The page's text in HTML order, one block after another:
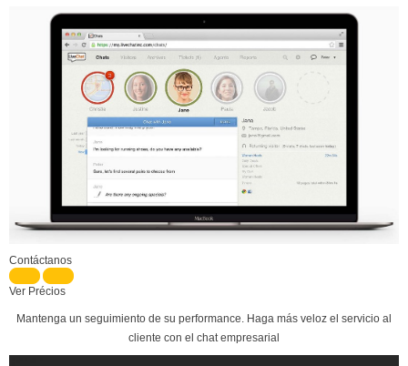
Contáctanos
Ver Précios
Mantenga un seguimiento de su performance. Haga más veloz el servicio al
cliente con el chat empresarial